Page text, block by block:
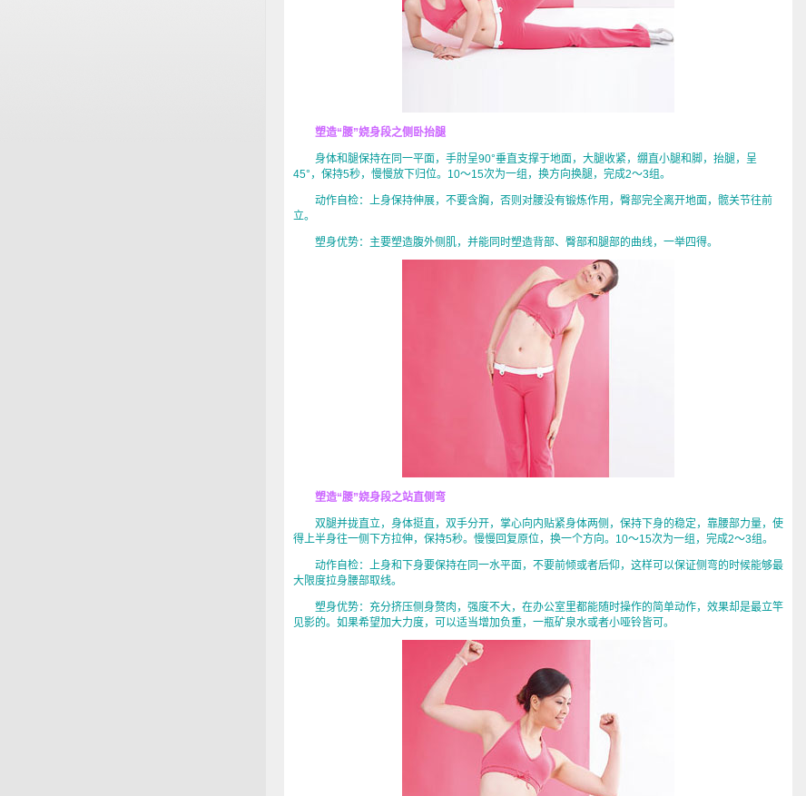
塑造“腰”娆身段之侧卧抬腿
身体和腿保持在同一平面，手肘呈90°垂直支撑于地面，大腿收紧，绷直小腿和脚，抬腿，呈
45°，保持5秒，慢慢放下归位。10～15次为一组，换方向换腿，完成2～3组。
动作自检：上身保持伸展，不要含胸，否则对腰没有锻炼作用，臀部完全离开地面，髋关节往前
立。
塑身优势：主要塑造腹外侧肌，并能同时塑造背部、臀部和腿部的曲线，一举四得。
塑造“腰”娆身段之站直侧弯
双腿并拢直立，身体挺直，双手分开，掌心向内贴紧身体两侧，保持下身的稳定，靠腰部力量，使
得上半身往一侧下方拉伸，保持5秒。慢慢回复原位，换一个方向。10～15次为一组，完成2～3组。
动作自检：上身和下身要保持在同一水平面，不要前倾或者后仰，这样可以保证侧弯的时候能够最
大限度拉身腰部取线。
塑身优势：充分挤压侧身赘肉，强度不大，在办公室里都能随时操作的简单动作，效果却是最立竿
见影的。如果希望加大力度，可以适当增加负重，一瓶矿泉水或者小哑铃皆可。